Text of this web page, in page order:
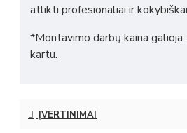
atlikti profesionaliai ir
*Montavimo darbų kaina
kartu.
ĮVERTINIMAI